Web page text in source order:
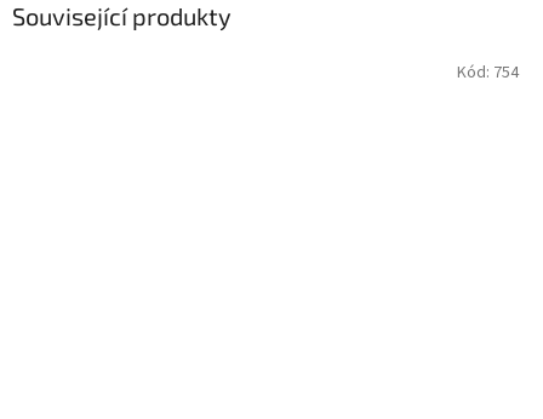
Související produkty
Kód: 754